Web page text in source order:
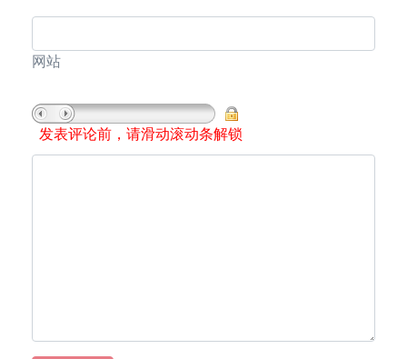
网站
发表评论前，请滑动滚动条解锁